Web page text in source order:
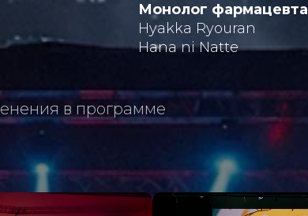
Монолог фармацевта
Hyakka Ryouran
Hana ni Natte
в программе